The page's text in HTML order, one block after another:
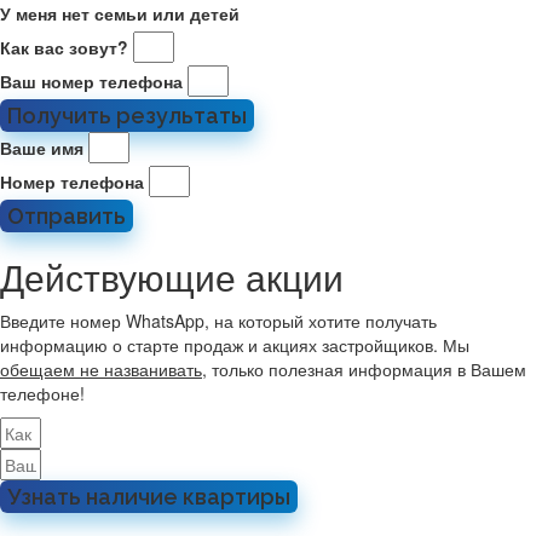
У меня нет семьи или детей
Как вас зовут?
Ваш номер телефона
Получить результаты
Ваше имя
Номер телефона
Отправить
Действующие акции
Введите номер WhatsApp, на который хотите получать
информацию о старте продаж и акциях застройщиков. Мы
обещаем не названивать, только полезная информация в Вашем
телефоне!
Узнать наличие квартиры